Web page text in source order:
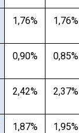
1,76% 1,76%
0,90% 0,85%
2,42% 2,37%
1,87% 1,95%